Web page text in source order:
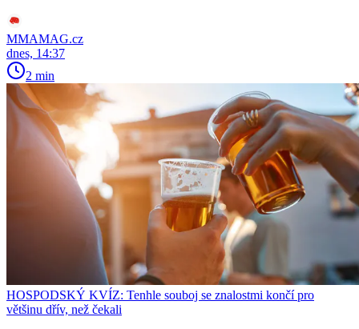
MMAMAG.cz
dnes, 14:37
2 min
HOSPODSKÝ KVÍZ: Tenhle souboj se znalostmi končí pro
většinu dřív, než čekali